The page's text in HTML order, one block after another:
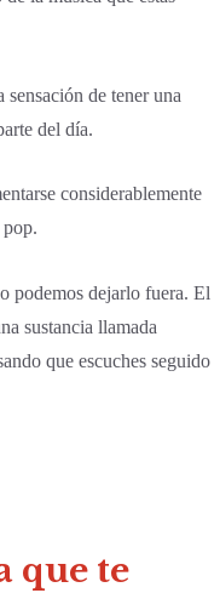
de tener una
del día.
considerablemente
podemos dejarlo fuera. El
sustancia llamada
que escuches seguido
que te